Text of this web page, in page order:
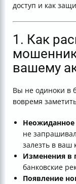
доступ и как
1. Как
вашему
Вы не одиноки в
вовремя
Неожиданное
не
залезть в ваш
Изменения в
банковские
Появление